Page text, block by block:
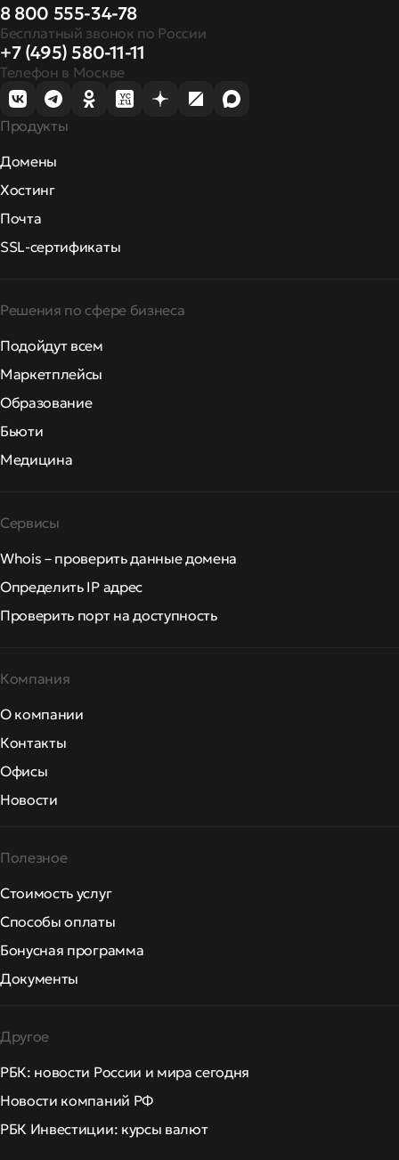
8 800 555-34-78
Бесплатный звонок по России
+7 (495) 580-11-11
Телефон в Москве
Продукты
Домены
Хостинг
Почта
SSL-сертификаты
Решения по сфере бизнеса
Подойдут всем
Маркетплейсы
Образование
Бьюти
Медицина
Сервисы
Whois – проверить данные домена
Определить IP адрес
Проверить порт на доступность
Компания
О компании
Контакты
Офисы
Новости
Полезное
Стоимость услуг
Способы оплаты
Бонусная программа
Документы
Другое
РБК: новости России и мира сегодня
Новости компаний РФ
РБК Инвестиции: курсы валют